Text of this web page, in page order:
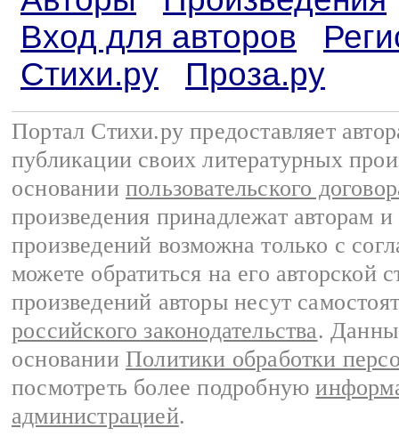
Вход для авторов
Стихи.ру
Проза.ру
Портал Стихи.ру предоставляет
публикации своих литературных
основании пользовательского
произведения принадлежат авторам
произведений возможна только с
можете обратиться на его авторской
произведений авторы несут
российского законодательства.
основании Политики обработки
посмотреть более подробную
администрацией.